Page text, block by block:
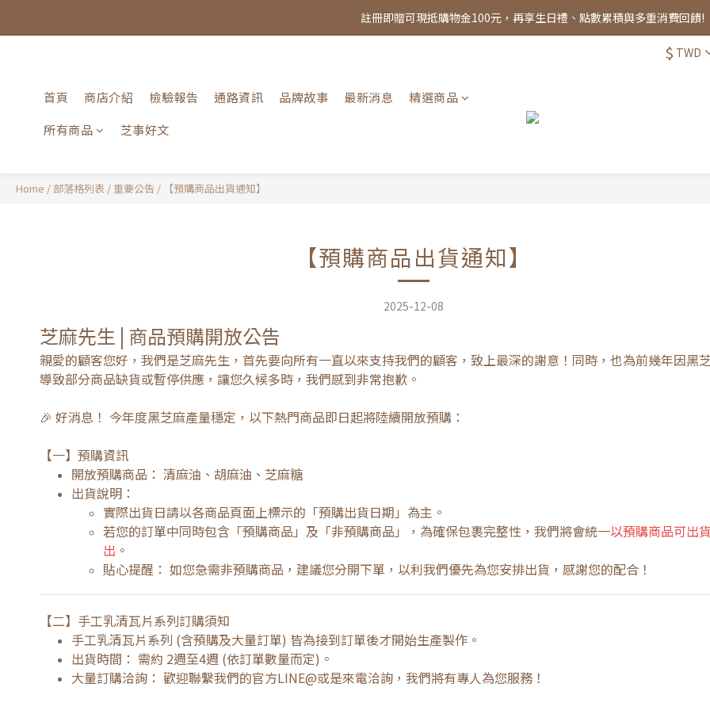
註冊即贈可現抵購物金100元，再享生日禮、點數累積與多重消費回饋!
註冊即贈可現抵購物金100元，再享生日禮、點數累積與多重消費回饋!
註冊即贈可現抵購物金100元，再享生日禮、點數累積與多重消費回饋!
$ TWD
首頁 商店介紹 檢驗報告 通路資訊 品牌故事 最新消息
精選商品
所有商品
芝事好文
Home / 部落格列表 / 重要公告 / 【預購商品出貨通知】
【預購商品出貨通知】
2025-12-08
芝麻先生 | 商品預購開放公告
親愛的顧客您好，我們是芝麻先生，首先要向所有一直以來支持我們的顧客，致上最深的謝意！同時，也為前幾年因黑
導致部分商品缺貨或暫停供應，讓您久候多時，我們感到非常抱歉。
🎉 好消息！ 今年度黑芝麻產量穩定，以下熱門商品即日起將陸續開放預購：
【一】預購資訊
開放預購商品： 清麻油、胡麻油、芝麻糖
出貨說明：
實際出貨日請以各商品頁面上標示的「預購出貨日期」為主。
若您的訂單中同時包含「預購商品」及「非預購商品」，為確保包裹完整性，我們將會統一以預購商品可出
出 。
貼心提醒： 如您急需非預購商品，建議您分開下單，以利我們優先為您安排出貨，感謝您的配合！
【二】手工乳清瓦片系列訂購須知
手工乳清瓦片系列 (含預購及大量訂單) 皆為接到訂單後才開始生產製作。
出貨時間： 需約 2週至4週 (依訂單數量而定)。
大量訂購洽詢： 歡迎聯繫我們的官方LINE@或是來電洽詢，我們將有專人為您服務！